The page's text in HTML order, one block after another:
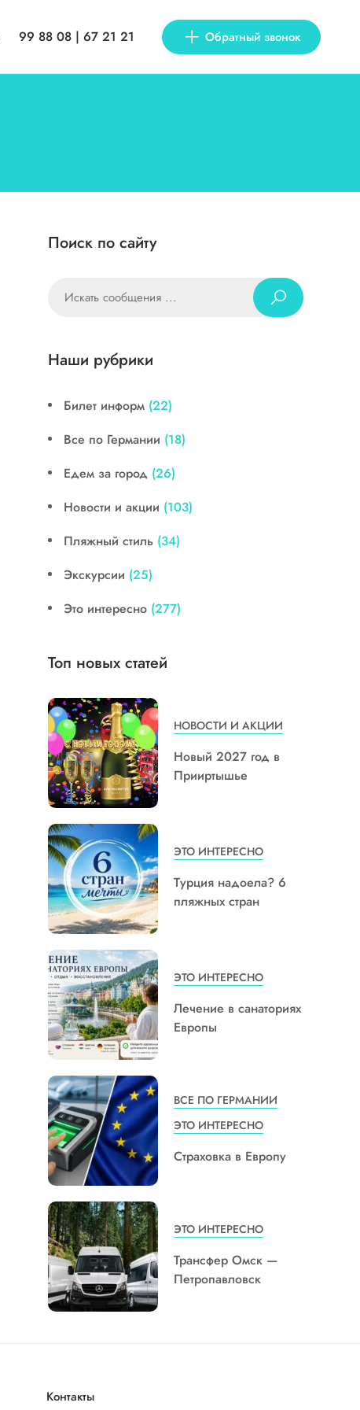
99 88 08 | 67 21 21 Обратный звонок
Поиск по сайту
Наши рубрики
Билет информ (22)
Все по Германии (18)
Едем за город (26)
Новости и акции (103)
Пляжный стиль (34)
Экскурсии (25)
Это интересно (277)
Топ новых статей
НОВОСТИ И АКЦИИ
Новый 2027 год в
Прииртышье
ЭТО ИНТЕРЕСНО
Турция надоела? 6
пляжных стран
ЭТО ИНТЕРЕСНО
Лечение в санаториях
Европы
ВСЕ ПО ГЕРМАНИИ
ЭТО ИНТЕРЕСНО
Страховка в Европу
ЭТО ИНТЕРЕСНО
Трансфер Омск —
Петропавловск
Контакты